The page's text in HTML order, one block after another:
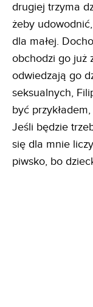
drugiej trzyma
żeby
dla małej.
obchodzi go już
odwiedzają go
seksualnych,
być
Jeśli będzie
się dla mnie
piwsko, bo